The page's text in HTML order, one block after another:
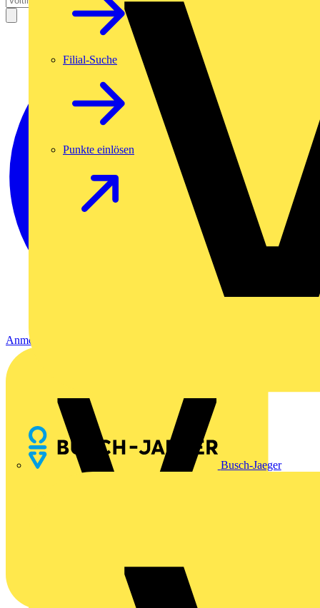
Busch-Jaeger
Filial-Suche
Punkte einlösen
Anmelden